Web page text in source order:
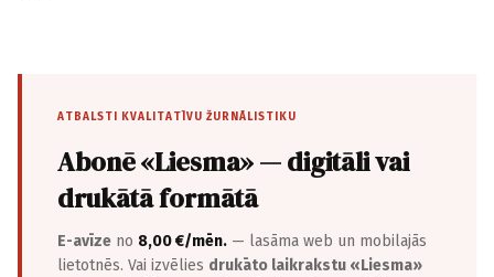
ATBALSTI KVALITATĪVU ŽURNĀLISTIKU
Abonē «Liesma» — digitāli vai
drukātā formātā
E-avīze no 8,00 €/mēn. — lasāma web un mobilajās
lietotnēs. Vai izvēlies drukāto laikrakstu «Liesma»